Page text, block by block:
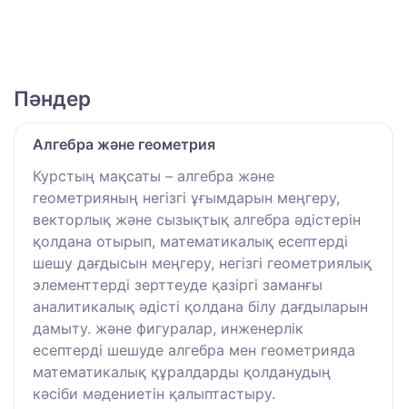
Пәндер
Алгебра және геометрия
Курстың мақсаты – алгебра және
геометрияның негізгі ұғымдарын меңгеру,
векторлық және сызықтық алгебра әдістерін
қолдана отырып, математикалық есептерді
шешу дағдысын меңгеру, негізгі геометриялық
элементтерді зерттеуде қазіргі заманғы
аналитикалық әдісті қолдана білу дағдыларын
дамыту. және фигуралар, инженерлік
есептерді шешуде алгебра мен геометрияда
математикалық құралдарды қолданудың
кәсіби мәдениетін қалыптастыру.